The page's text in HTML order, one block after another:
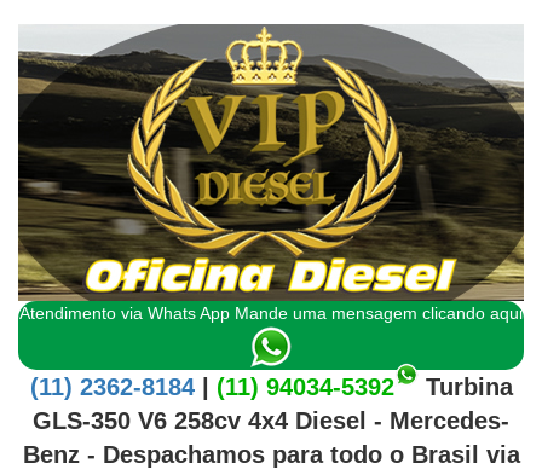
Atendimento via Whats App Mande uma mensagem clicando aqui
(11) 2362-8184| (11) 94034-5392
Turbina
GLS-350 V6 258cv 4x4 Diesel - Mercedes-
Benz - Despachamos para todo o Brasil via